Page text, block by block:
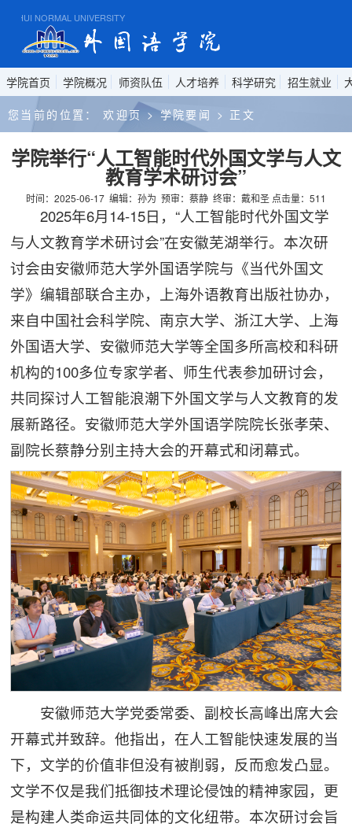
NORMAL UNIVERSITY
学院首页 学院概况 师资队伍 人才培养 科学研究 招生就业
您当前的位置： 欢迎页 > 学院要闻 > 正文
学院举行“人工智能时代外国文学与人文
教育学术研讨会”
时间：2025-06-17 编辑：孙为 预审：蔡静 终审：戴和圣 点击量： 511
2025年6月14-15日，“人工智能时代外国文学
与人文教育学术研讨会”在安徽芜湖举行。本次研
讨会由安徽师范大学外国语学院与《当代外国文
学》编辑部联合主办，上海外语教育出版社协办，
来自中国社会科学院、南京大学、浙江大学、上海
外国语大学、安徽师范大学等全国多所高校和科研
机构的100多位专家学者、师生代表参加研讨会，
共同探讨人工智能浪潮下外国文学与人文教育的发
展新路径。安徽师范大学外国语学院院长张孝荣、
副院长蔡静分别主持大会的开幕式和闭幕式。
安徽师范大学党委常委、副校长高峰出席大会
开幕式并致辞。他指出，在人工智能快速发展的当
下，文学的价值非但没有被削弱，反而愈发凸显。
文学不仅是我们抵御技术理论侵蚀的精神家园，更
是构建人类命运共同体的文化纽带。本次研讨会旨